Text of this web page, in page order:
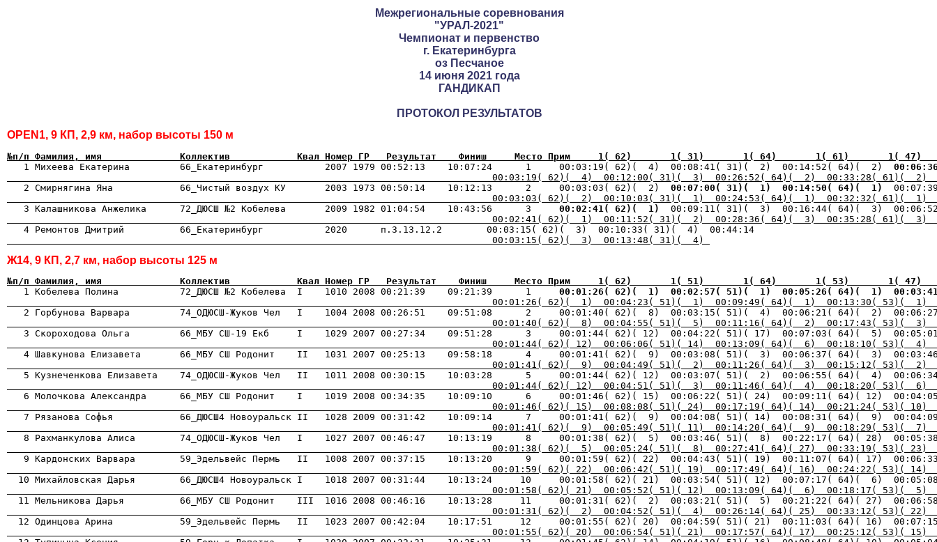
Межрегиональные соревнования
"УРАЛ-2021"
Чемпионат и первенство
г. Екатеринбурга
оз Песчаное
14 июня 2021 года
ГАНДИКАП
ПРОТОКОЛ РЕЗУЛЬТАТОВ
OPEN1, 9 КП, 2,9 км, набор высоты 150 м
№п/п Фамилия, имя              Коллектив            Квал Номер ГР   Результат    Финиш     Место Прим     1( 62)       1( 31)       1( 64)       1( 61)
1 Михеева Екатерина         66_Екатеринбург           2007 1979 00:52:13    10:07:24      1     00:03:19( 62)(  4)  00:08:41( 31)(  2)  00:14:52( 64)(  2)
00:03:19( 62)(  4)  00:12:00( 31)(  3)  00:26:52( 64)(  2)  00:33:28( 61)(
2 Смирнягина Яна            66_Чистый воздух КУ       2003 1973 00:50:14    10:12:13      2     00:03:03( 62)(  2)
00:07:00( 31)(  1) 00:14:50( 64)(  1)
00:03:03( 62)(  2)  00:10:03( 31)(  1)  00:24:53( 64)(  1)  00:32:32( 61)(
3 Калашникова Анжелика      72_ДЮСШ №2 Кобелева       2009 1982 01:04:54    10:43:56      3
00:02:41( 62)(  1)
00:02:41( 62)(  1)  00:11:52( 31)(  2)  00:28:36( 64)(  3)  00:35:28( 61)(
                                                                                       00:03:15( 62)(  3)  00:13:48( 31)(  4)
Ж14, 9 КП, 2,7 км, набор высоты 125 м
№п/п Фамилия, имя              Коллектив            Квал Номер ГР   Результат    Финиш     Место Прим     1( 62)       1( 51)       1( 64)       1( 53)
1 Кобелева Полина           72_ДЮСШ №2 Кобелева  I    1010 2008 00:21:39    09:21:39      1
00:01:26( 62)(  1) 00:02:57( 51)(  1) 00:05:26( 64)(  1)
00:01:26( 62)(  1)  00:04:23( 51)(  1)  00:09:49( 64)(  1)  00:13:30( 53)(
2 Горбунова Варвара         74_ОДЮСШ-Жуков Чел   I    1004 2008 00:26:51    09:51:08      2     00:01:40( 62)(  8)  00:03:15( 51)(  4)  00:06:21( 64)(  2)
00:01:40( 62)(  8)  00:04:55( 51)(  5)  00:11:16( 64)(  2)  00:17:43( 53)(
3 Скороходова Ольга         66_МБУ СШ-19 Екб     I    1029 2007 00:27:34    09:51:28      3     00:01:44( 62)( 12)  00:04:22( 51)( 17)  00:07:03( 64)(  5)
00:01:44( 62)( 12)  00:06:06( 51)( 14)  00:13:09( 64)(  6)  00:18:10( 53)(
00:01:41( 62)(  9)  00:04:49( 51)(  2)  00:11:26( 64)(  3)  00:15:12( 53)(
00:01:44( 62)( 12)  00:04:51( 51)(  3)  00:11:46( 64)(  4)  00:18:20( 53)(
00:01:46( 62)( 15)  00:08:08( 51)( 24)  00:17:19( 64)( 14)  00:21:24( 53)(
00:01:41( 62)(  9)  00:05:49( 51)( 11)  00:14:20( 64)(  9)  00:18:29( 53)(
00:01:38( 62)(  5)  00:05:24( 51)(  8)  00:27:41( 64)( 27)  00:33:19( 53)(
00:01:59( 62)( 22)  00:06:42( 51)( 19)  00:17:49( 64)( 16)  00:24:22( 53)(
10 Михайловская Дарья        66_ДЮСШ4 Новоуральск I    1018 2007 00:31:44    10:13:24     10     00:01:58( 62)( 21)  00:03:54( 51)( 12)  00:07:17( 64)(  6)
00:01:58( 62)( 21)  00:05:52( 51)( 12)  00:13:09( 64)(  6)  00:18:17( 53)(
00:01:31( 62)(  2)  00:04:52( 51)(  4)  00:26:14( 64)( 25)  00:33:12( 53)(
00:01:55( 62)( 20)  00:06:54( 51)( 21)  00:17:57( 64)( 17)  00:25:12( 53)(